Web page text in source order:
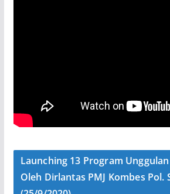
Launching 13 Program
Oleh Dirlantas PMJ Kombes Pol.